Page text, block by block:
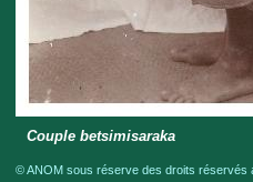
Couple betsimisaraka
© ANOM sous réserve des droits réservés